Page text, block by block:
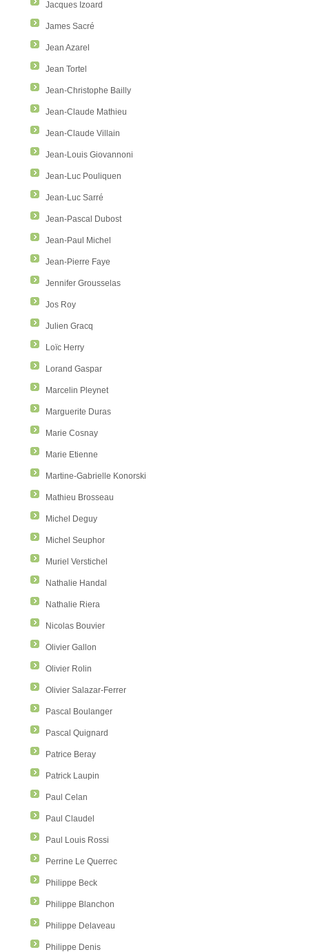
Jacques Izoard
James Sacré
Jean Azarel
Jean Tortel
Jean-Christophe Bailly
Jean-Claude Mathieu
Jean-Claude Villain
Jean-Louis Giovannoni
Jean-Luc Pouliquen
Jean-Luc Sarré
Jean-Pascal Dubost
Jean-Paul Michel
Jean-Pierre Faye
Jennifer Grousselas
Jos Roy
Julien Gracq
Loïc Herry
Lorand Gaspar
Marcelin Pleynet
Marguerite Duras
Marie Cosnay
Marie Etienne
Martine-Gabrielle Konorski
Mathieu Brosseau
Michel Deguy
Michel Seuphor
Muriel Verstichel
Nathalie Handal
Nathalie Riera
Nicolas Bouvier
Olivier Gallon
Olivier Rolin
Olivier Salazar-Ferrer
Pascal Boulanger
Pascal Quignard
Patrice Beray
Patrick Laupin
Paul Celan
Paul Claudel
Paul Louis Rossi
Perrine Le Querrec
Philippe Beck
Philippe Blanchon
Philippe Delaveau
Philippe Denis